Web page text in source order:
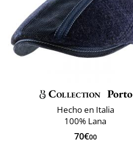
Collection Porto
Hecho en Italia
100% Lana
70€00